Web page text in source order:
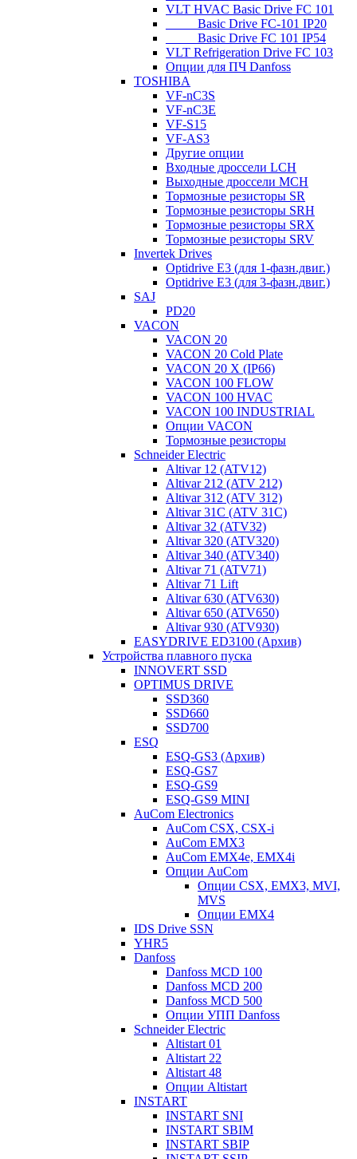
VLT HVAC Basic Drive FC 101
_____Basic Drive FC-101 IP20
_____Basic Drive FC 101 IP54
VLT Refrigeration Drive FC 103
Опции для ПЧ Danfoss
TOSHIBA
VF-nC3S
VF-nC3E
VF-S15
VF-AS3
Другие опции
Входные дроссели LCH
Выходные дроссели MCH
Тормозные резисторы SR
Тормозные резисторы SRH
Тормозные резисторы SRX
Тормозные резисторы SRV
Invertek Drives
Optidrive E3 (для 1-фазн.двиг.)
Optidrive E3 (для 3-фазн.двиг.)
SAJ
PD20
VACON
VACON 20
VACON 20 Cold Plate
VACON 20 X (IP66)
VACON 100 FLOW
VACON 100 HVAC
VACON 100 INDUSTRIAL
Опции VACON
Тормозные резисторы
Schneider Electric
Altivar 12 (ATV12)
Altivar 212 (ATV 212)
Altivar 312 (ATV 312)
Altivar 31C (ATV 31C)
Altivar 32 (ATV32)
Altivar 320 (ATV320)
Altivar 340 (ATV340)
Altivar 71 (ATV71)
Altivar 71 Lift
Altivar 630 (ATV630)
Altivar 650 (ATV650)
Altivar 930 (ATV930)
EASYDRIVE ED3100 (Архив)
Устройства плавного пуска
INNOVERT SSD
OPTIMUS DRIVE
SSD360
SSD660
SSD700
ESQ
ESQ-GS3 (Архив)
ESQ-GS7
ESQ-GS9
ESQ-GS9 MINI
AuCom Electronics
AuCom CSX, CSX-i
AuCom EMX3
AuCom EMX4e, EMX4i
Опции AuCom
Опции CSX, EMX3, MVI,
MVS
Опции EMX4
IDS Drive SSN
YHR5
Danfoss
Danfoss MCD 100
Danfoss MCD 200
Danfoss MCD 500
Опции УПП Danfoss
Schneider Electric
Altistart 01
Altistart 22
Altistart 48
Опции Altistart
INSTART
INSTART SNI
INSTART SBIM
INSTART SBIP